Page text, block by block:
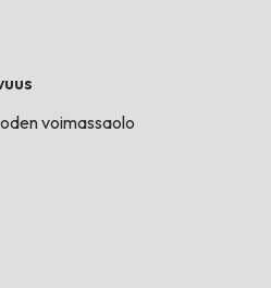
voimassaolo